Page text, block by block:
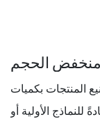
منخفض الحجم
المنتجات بكميات
الأولية أو